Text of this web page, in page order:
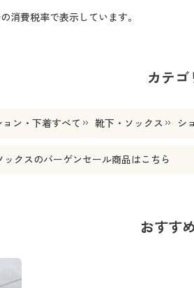
消費税率で表示しています。
カテゴ
ョン・下着すべて 靴下・ソックス シ
ックスのバーゲンセール商品はこちら
おすす